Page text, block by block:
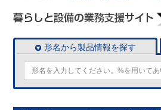
形名から製品情報を探す